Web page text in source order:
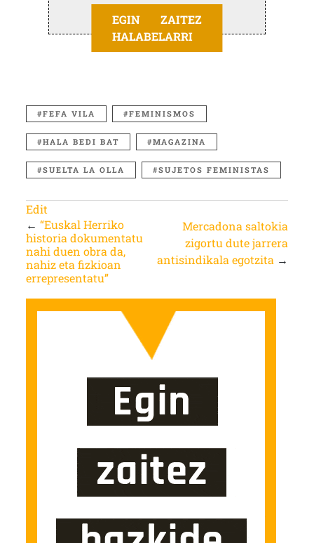
EGIN ZAITEZ
HALABELARRI
FEFA VILA FEMINISMOS
HALA BEDI BAT MAGAZINA
SUELTA LA OLLA SUJETOS FEMINISTAS
Edit
← “Euskal Herriko
historia dokumentatu
nahi duen obra da,
nahiz eta fizkioan
errepresentatu”
Mercadona saltokia
zigortu dute jarrera
antisindikala egotzita →